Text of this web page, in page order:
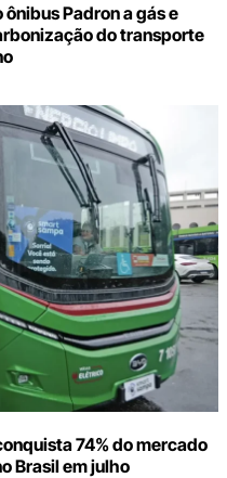
Padron a gás e
do transporte
74% do mercado
Brasil em julho